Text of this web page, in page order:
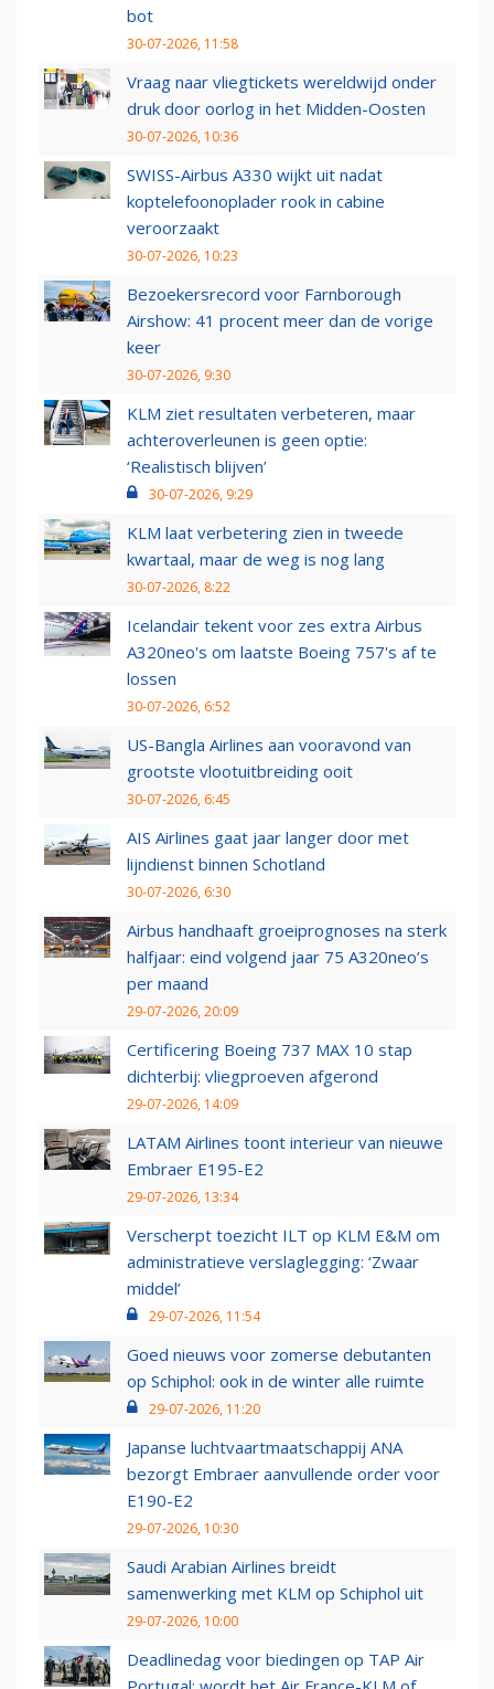
bot
30-07-2026, 11:58
Vraag naar vliegtickets wereldwijd onder
druk door oorlog in het Midden-Oosten
30-07-2026, 10:36
SWISS-Airbus A330 wijkt uit nadat
koptelefoonoplader rook in cabine
veroorzaakt
30-07-2026, 10:23
Bezoekersrecord voor Farnborough
Airshow: 41 procent meer dan de vorige
keer
30-07-2026, 9:30
KLM ziet resultaten verbeteren, maar
achteroverleunen is geen optie:
‘Realistisch blijven’
30-07-2026, 9:29
KLM laat verbetering zien in tweede
kwartaal, maar de weg is nog lang
30-07-2026, 8:22
Icelandair tekent voor zes extra Airbus
A320neo's om laatste Boeing 757's af te
lossen
30-07-2026, 6:52
US-Bangla Airlines aan vooravond van
grootste vlootuitbreiding ooit
30-07-2026, 6:45
AIS Airlines gaat jaar langer door met
lijndienst binnen Schotland
30-07-2026, 6:30
Airbus handhaaft groeiprognoses na sterk
halfjaar: eind volgend jaar 75 A320neo’s
per maand
29-07-2026, 20:09
Certificering Boeing 737 MAX 10 stap
dichterbij: vliegproeven afgerond
29-07-2026, 14:09
LATAM Airlines toont interieur van nieuwe
Embraer E195-E2
29-07-2026, 13:34
Verscherpt toezicht ILT op KLM E&M om
administratieve verslaglegging: ‘Zwaar
middel’
29-07-2026, 11:54
Goed nieuws voor zomerse debutanten
op Schiphol: ook in de winter alle ruimte
29-07-2026, 11:20
Japanse luchtvaartmaatschappij ANA
bezorgt Embraer aanvullende order voor
E190-E2
29-07-2026, 10:30
Saudi Arabian Airlines breidt
samenwerking met KLM op Schiphol uit
29-07-2026, 10:00
Deadlinedag voor biedingen op TAP Air